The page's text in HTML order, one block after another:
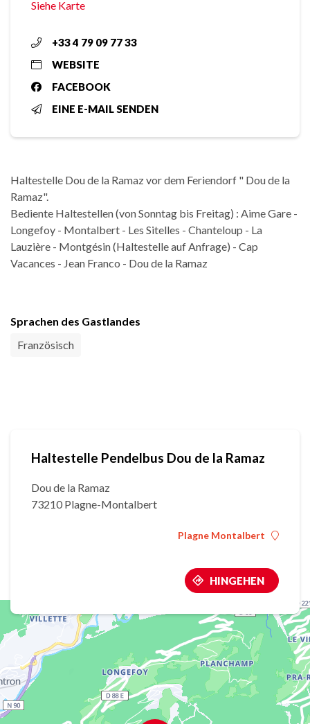
Siehe Karte
+33 4 79 09 77 33
WEBSITE
FACEBOOK
EINE E-MAIL SENDEN
Haltestelle Dou de la Ramaz vor dem Feriendorf " Dou de la
Ramaz".
Bediente Haltestellen (von Sonntag bis Freitag) : Aime Gare -
Longefoy - Montalbert - Les Sitelles - Chanteloup - La
Lauzière - Montgésin (Haltestelle auf Anfrage) - Cap
Vacances - Jean Franco - Dou de la Ramaz
Sprachen des Gastlandes
Französisch
Haltestelle Pendelbus Dou de la Ramaz
Dou de la Ramaz
73210 Plagne-Montalbert
Plagne Montalbert
HINGEHEN